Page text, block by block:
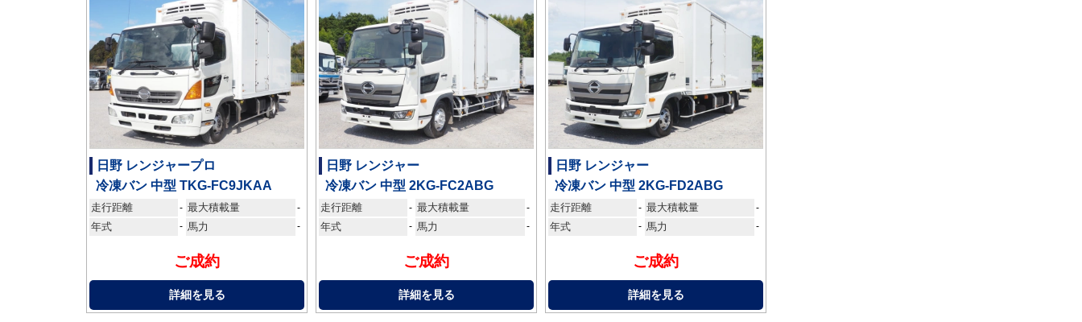
日野 レンジャープロ
冷凍バン 中型 TKG-FC9JKAA
走行距離 - 最大積載量 -
年式 - 馬力 -
ご成約
詳細を見る
日野 レンジャー
冷凍バン 中型 2KG-FC2ABG
走行距離 - 最大積載量 -
年式 - 馬力 -
ご成約
詳細を見る
日野 レンジャー
冷凍バン 中型 2KG-FD2ABG
走行距離 - 最大積載量 -
年式 - 馬力 -
ご成約
詳細を見る